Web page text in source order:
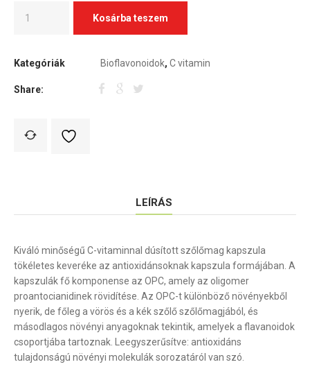
Kosárba teszem
Kategóriák Bioflavonoidok, C vitamin
Share:
LEÍRÁS
Kiváló minőségű C-vitaminnal dúsított szőlőmag kapszula
tökéletes keveréke az antioxidánsoknak kapszula formájában. A
kapszulák fő komponense az OPC, amely az oligomer
proantocianidinek rövidítése. Az OPC-t különböző növényekből
nyerik, de főleg a vörös és a kék szőlő szőlőmagjából, és
másodlagos növényi anyagoknak tekintik, amelyek a flavanoidok
csoportjába tartoznak. Leegyszerűsítve: antioxidáns
tulajdonságú növényi molekulák sorozatáról van szó.